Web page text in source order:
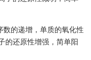
的递增，单质的氧化性
的还原性增强，简单阳